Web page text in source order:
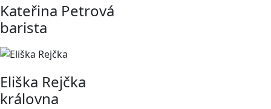
Kateřina Petrová
barista
Eliška Rejčka
královna